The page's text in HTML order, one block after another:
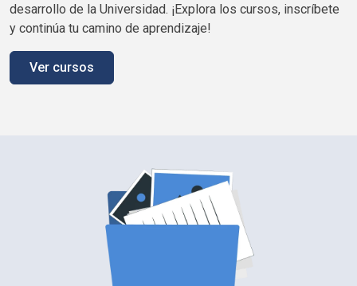
desarrollo de la Universidad. ¡Explora los cursos, inscríbete
y continúa tu camino de aprendizaje!
Ver cursos